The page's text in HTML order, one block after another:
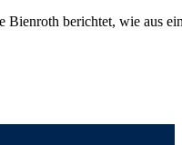
berichtet, wie aus